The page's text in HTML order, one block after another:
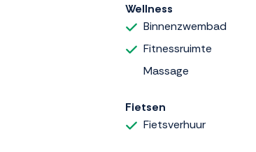
Wellness
Binnenzwembad
Fitnessruimte
Massage
Fietsen
Fietsverhuur